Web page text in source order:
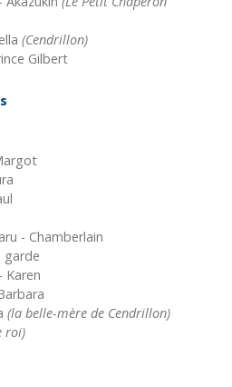
(Cendrillon)
Gilbert
- Chamberlain
garde
Karen
(la belle-mère de Cendrillon)
roi)